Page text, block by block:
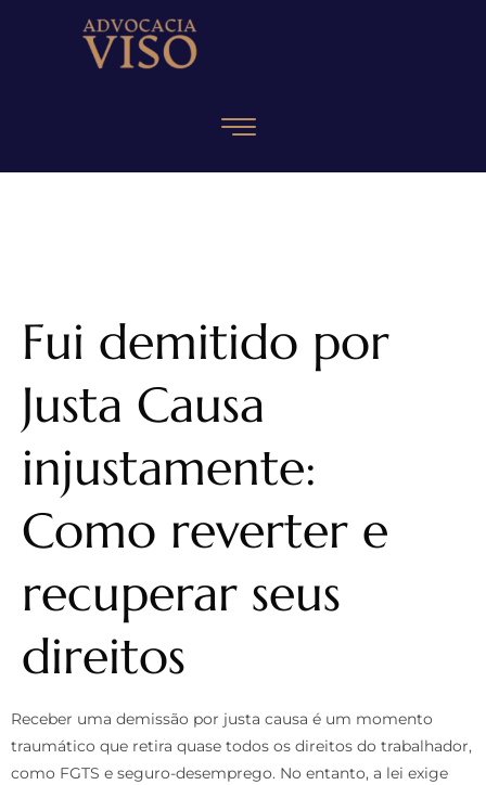
Fui demitido por
Justa Causa
injustamente:
Como reverter e
recuperar seus
direitos
Receber uma demissão por justa causa é um momento
traumático que retira quase todos os direitos do trabalhador,
como FGTS e seguro-desemprego. No entanto, a lei exige